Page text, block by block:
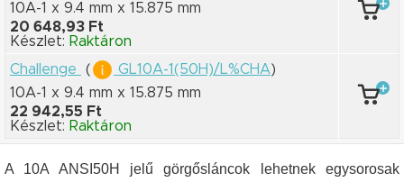
10A-1 x 9.4 mm x 15.875 mm
20 648,93 Ft
Készlet: Raktáron
Challenge
( GL10A-1(50H)/L%CHA)
10A-1 x 9.4 mm x 15.875 mm
22 942,55 Ft
Készlet: Raktáron
A 10A ANSI50H jelű görgősláncok lehetnek egysorosak